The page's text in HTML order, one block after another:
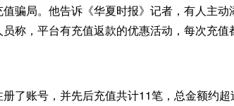
骗局。他告诉《华夏时报》记者，有人主动
称，平台有充值返款的优惠活动，每次充值
了账号，并先后充值共计11笔，总金额约超